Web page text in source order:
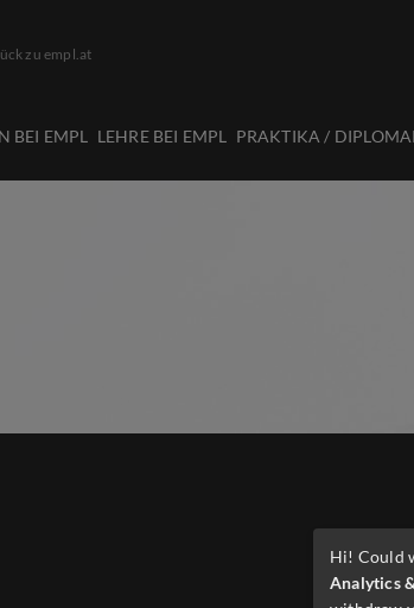
zu empl.at
BEI EMPL LEHRE BEI EMPL PRAKTIKA /
Hi! Could
Analytics